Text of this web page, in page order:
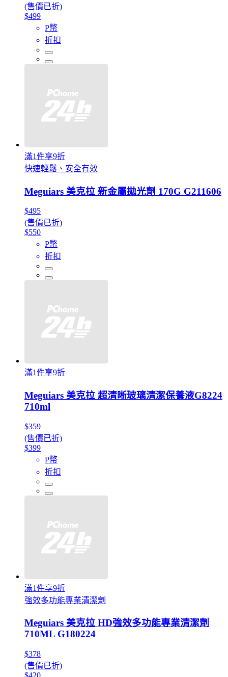
(售價已折)
$499
P幣
折扣
滿1件享9折
快速輕鬆、安全有效
Meguiars 美克拉 新金屬拋光劑 170G G211606
$495
(售價已折)
$550
P幣
折扣
滿1件享9折
Meguiars 美克拉 超清晰玻璃清潔保養液G8224
710ml
$359
(售價已折)
$399
P幣
折扣
滿1件享9折
強效多功能專業清潔劑
Meguiars 美克拉 HD強效多功能專業清潔劑
710ML G180224
$378
(售價已折)